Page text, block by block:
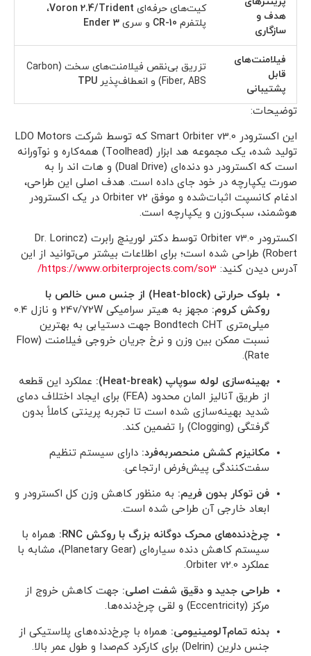
هدف و
سازگاری
کیت‌های حرفه‌ای Voron 2.4/Trident،
پلتفرم CR-10 و سری Ender 3
فیلامنت‌های
قابل
پشتیبانی
تزریق بی‌نقص فیلامنت‌های سخت (Carbon
Fiber, ABS) و انعطاف‌پذیر
TPU
توضیحات:
این اکسترودر Smart Orbiter v3.0 که توسط شرکت LDO Motors
تولید شده، یک مجموعه هد ابزار (Toolhead) همه‌کاره و نوآورانه
است که اکسترودر دو دنده‌ای (Dual Drive) و هات اند را به
صورت یکپارچه در خود جای داده است. هدف اصلی این طراحی،
ادغام کانسپت اثبات‌شده و موفق Orbiter v2 در یک اکسترودر
هوشمند، سبک‌وزن و یکپارچه است.
اکسترودر Orbiter v3.0 توسط دکتر لورینچ رابرت (Dr. Lorincz
Robert) طراحی شده است؛ برای اطلاعات بیشتر می‌توانید از این
آدرس دیدن کنید: https://www.orbiterprojects.com/so3/
بلوک حرارتی (Heat-block) از جنس مس خالص با
روکش کروم:
مجهز به هیتر سرامیکی 24v/72W و نازل 0.4
میلی‌متری Bondtech CHT جهت دستیابی به بهترین
نسبت ممکن بین وزن و نرخ جریان خروجی فیلامنت (Flow
Rate).
بهینه‌سازی لوله سوپاپ (Heat-break):
عملکرد این قطعه
از طریق آنالیز المان محدود (FEA) برای ایجاد اختلاف دمای
شدید بهینه‌سازی شده است تا تجربه پرینتی کاملاً بدون
گرفتگی (Clogging) را تضمین کند.
مکانیزم کشش منحصربه‌فرد: دارای سیستم تنظیم
سفت‌کنندگی پیش‌فرض ارتجاعی.
فن توکار بدون فریم: به منظور کاهش وزن کل اکسترودر و
ابعاد خارجی آن طراحی شده است.
چرخ‌دنده‌های محرک دوگانه بزرگ با روکش RNC:
همراه با
سیستم کاهش دنده سیاره‌ای (Planetary Gear)، مشابه با
عملکرد Orbiter v2.0.
طراحی جدید و دقیق شفت اصلی: جهت کاهش خروج از
مرکز (Eccentricity) و لقی چرخ‌دنده‌ها.
بدنه تمام‌آلومینیومی: همراه با چرخ‌دنده‌های پلاستیکی از
جنس دلرین (Delrin) برای کارکرد کم‌صدا و طول عمر بالا.